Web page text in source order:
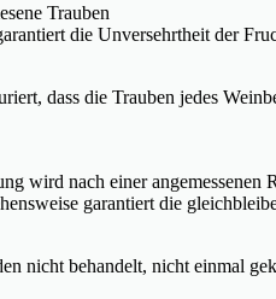
Trauben
die Unversehrtheit der
dass die Trauben jedes
wird nach einer angemessenen
garantiert die
nicht behandelt, nicht einmal